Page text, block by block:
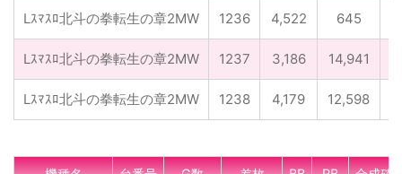
Lｽﾏｽﾛ北斗の拳転生の章2MW 1236 4,522 645
Lｽﾏｽﾛ北斗の拳転生の章2MW 1237 3,186 14,941
Lｽﾏｽﾛ北斗の拳転生の章2MW 1238 4,179 12,598